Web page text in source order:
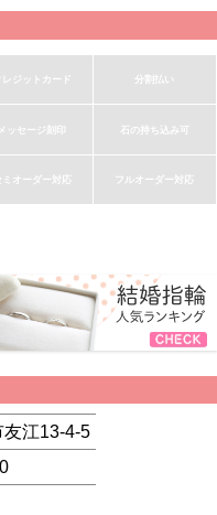
レジットカード 分割払い
メッセージ刻印 石の持ち込み可
ミオーダー対応 フルオーダー対応
江13-4-5